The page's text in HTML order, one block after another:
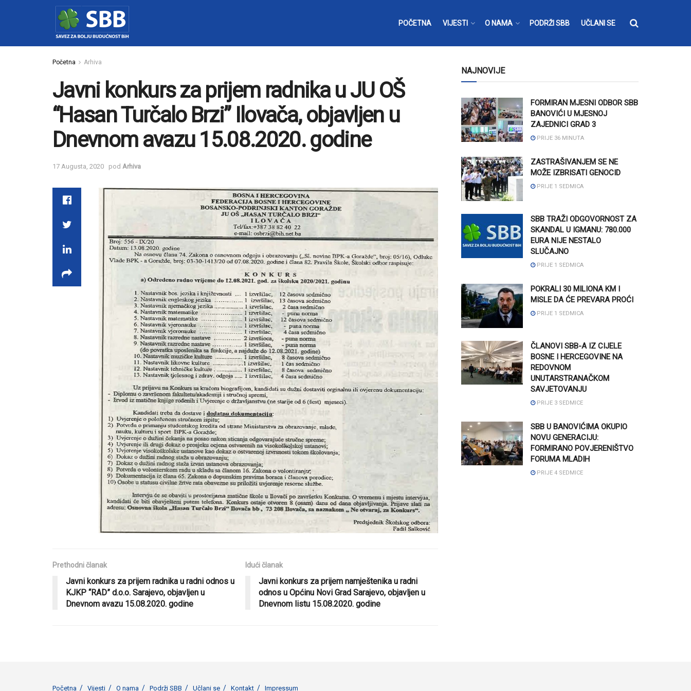
POČETNA VIJESTI O NAMA PODRŽI SBB UČLANI SE
Početna Arhiva
Javni konkurs za prijem radnika u JU OŠ
“Hasan Turčalo Brzi” Ilovača, objavljen u
Dnevnom avazu 15.08.2020. godine
17 Augusta, 2020 pod Arhiva
Prethodni članak
Javni konkurs za prijem radnika u radni odnos u
KJKP “RAD” d.o.o. Sarajevo, objavljen u
Dnevnom avazu 15.08.2020. godine
Idući članak
Javni konkurs za prijem namještenika u radni
odnos u Općinu Novi Grad Sarajevo, objavljen u
Dnevnom listu 15.08.2020. godine
NAJNOVIJE
FORMIRAN MJESNI ODBOR SBB
BANOVIĆI U MJESNOJ
ZAJEDNICI GRAD 3
PRIJE 36 MINUTA
ZASTRAŠIVANJEM SE NE
MOŽE IZBRISATI GENOCID
PRIJE 1 SEDMICA
SBB TRAŽI ODGOVORNOST ZA
SKANDAL U IGMANU: 780.000
EURA NIJE NESTALO
SLUČAJNO
PRIJE 1 SEDMICA
POKRALI 30 MILIONA KM I
MISLE DA ĆE PREVARA PROĆI
PRIJE 1 SEDMICA
ČLANOVI SBB-A IZ CIJELE
BOSNE I HERCEGOVINE NA
REDOVNOM
UNUTARSTRANAČKOM
SAVJETOVANJU
PRIJE 3 SEDMICE
SBB U BANOVIĆIMA OKUPIO
NOVU GENERACIJU:
FORMIRANO POVJERENIŠTVO
FORUMA MLADIH
PRIJE 4 SEDMICE
Početna Vijesti O nama Podrži SBB Učlani se Kontakt Impressum